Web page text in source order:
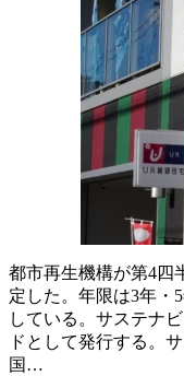
都市再生機構が第4四
定した。年限は3年・
している。サステナ
ドとして発行する。
国…